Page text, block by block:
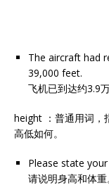
The aircraft had
39,000 feet.
飞机已到达约3.9
height ：普通用词，
高低如何。
Please state
请说明身高和体重